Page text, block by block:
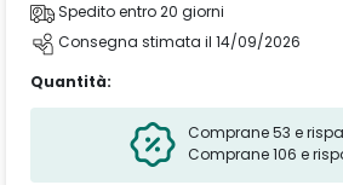
Spedito entro 20 giorni
Consegna stimata il 14/09/2026
Quantità:
Comprane 53 e
Comprane 106 e